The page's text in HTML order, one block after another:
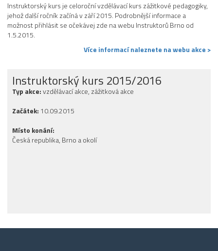
Instruktorský kurs je celoroční vzdělávací kurs zážitkové pedagogiky,
jehož další ročník začíná v září 2015. Podrobnější informace a
možnost přihlásit se očekávej zde na webu Instruktorů Brno od
1.5.2015.
Více informací naleznete na webu akce >
Instruktorský kurs 2015/2016
Typ akce:vzdělávací akce, zážitková akce
Začátek: 10.09.2015
Místo konání:
Česká republika, Brno a okolí